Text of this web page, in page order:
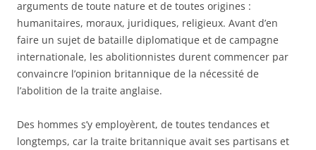
arguments de toute nature et de toutes origines :
humanitaires, moraux, juridiques, religieux. Avant d’en
faire un sujet de bataille diplomatique et de campagne
internationale, les abolitionnistes durent commencer par
convaincre l’opinion britannique de la nécessité de
l’abolition de la traite anglaise.
Des hommes s’y employèrent, de toutes tendances et
longtemps, car la traite britannique avait ses partisans et